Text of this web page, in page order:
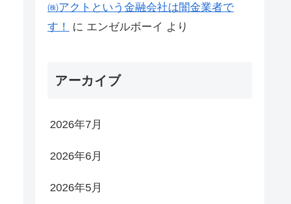
㈱アクトという金融会社は闇金業者で
す！
に エンゼルボーイ より
アーカイブ
2026年7月
2026年6月
2026年5月